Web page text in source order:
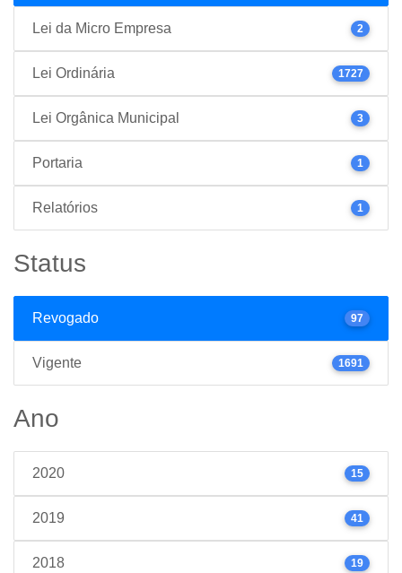
Lei da Micro Empresa 2
Lei Ordinária 1727
Lei Orgânica Municipal 3
Portaria 1
Relatórios 1
Status
Revogado 97
Vigente 1691
Ano
2020 15
2019 41
2018 19